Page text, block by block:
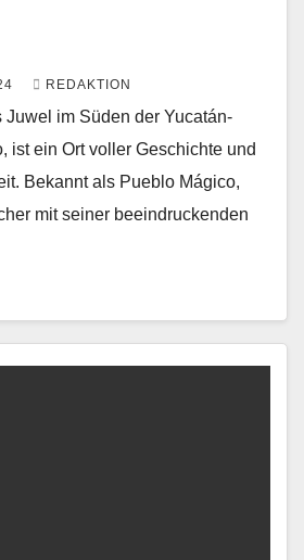
REDAKTION
Juwel im Süden der Yucatán-
ist ein Ort voller Geschichte und
Bekannt als Pueblo Mágico,
mit seiner beeindruckenden